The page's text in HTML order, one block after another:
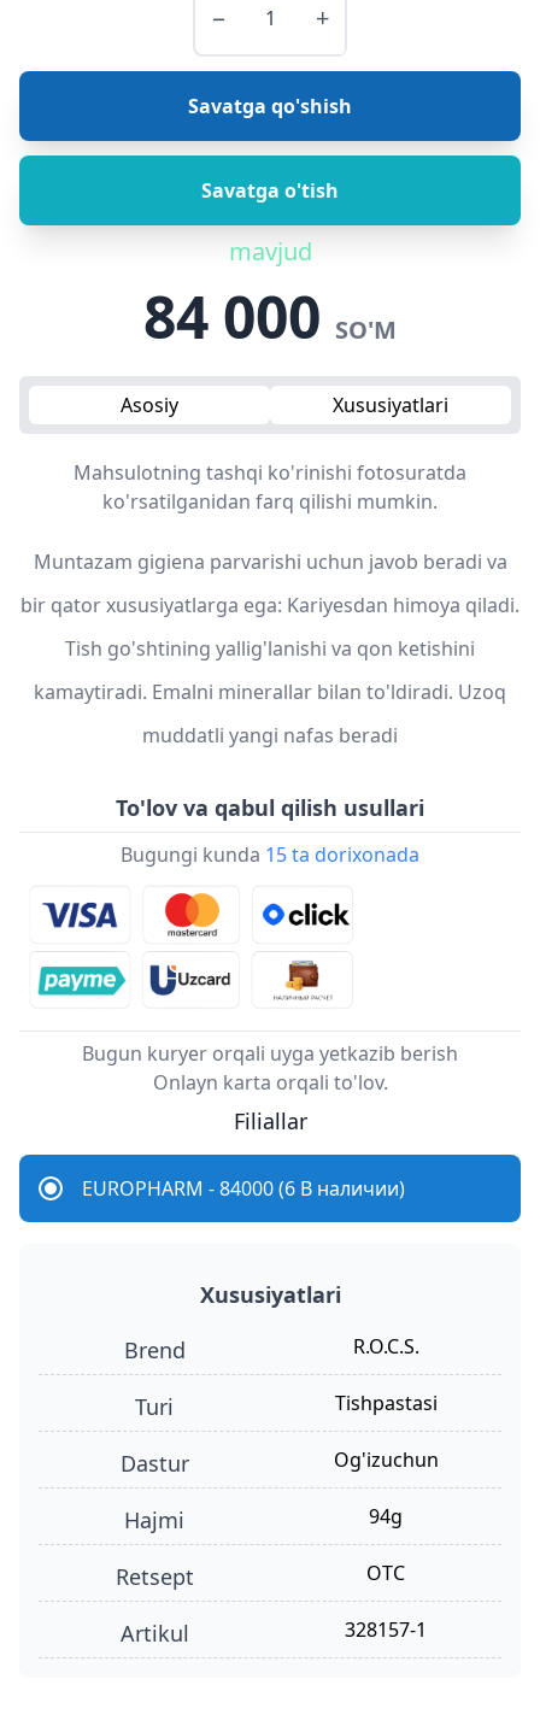
− +
Savatga qo'shish
Savatga o'tish
mavjud
84 000 SO'M
Asosiy Xususiyatlari
Mahsulotning tashqi ko'rinishi fotosuratda
ko'rsatilganidan farq qilishi mumkin.
Muntazam gigiena parvarishi uchun javob beradi va
bir qator xususiyatlarga ega: Kariyesdan himoya qiladi.
Tish go'shtining yallig'lanishi va qon ketishini
kamaytiradi. Emalni minerallar bilan to'ldiradi. Uzoq
muddatli yangi nafas beradi
To'lov va qabul qilish usullari
Bugungi kunda 15 ta dorixonada
Bugun kuryer orqali uyga yetkazib berish
Onlayn karta orqali to'lov.
Filiallar
EUROPHARM - 84000 (6 В наличии)
Xususiyatlari
Brend
R.O.C.S.
turi tishpastasi
dastur og'izuchun
hajmi 94g
retsept OTC
Artikul 328157-1